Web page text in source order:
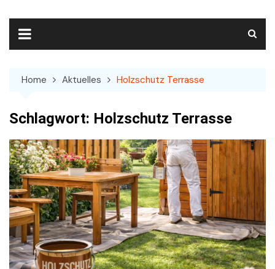
content
Home Aktuelles Holzschutz Terrasse
Schlagwort: Holzschutz Terrasse